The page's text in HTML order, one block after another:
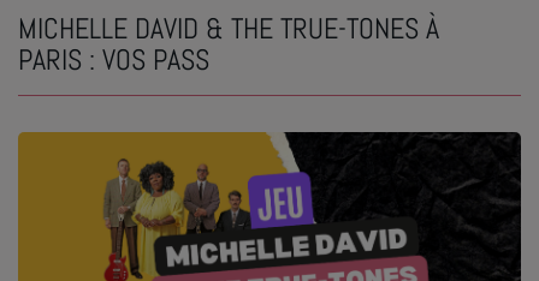
Actu
Interviews
MICHELLE DAVID & THE TRUE-TONES À
PARIS : VOS PASS